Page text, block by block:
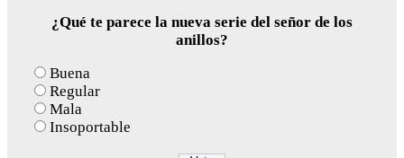
¿Qué te parece la nueva serie del señor de los
anillos?
Buena
Regular
Mala
Insoportable